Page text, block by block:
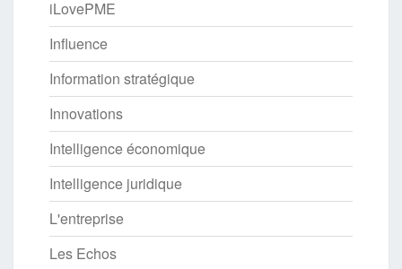
iLovePME
Influence
Information stratégique
Innovations
Intelligence économique
Intelligence juridique
L'entreprise
Les Echos